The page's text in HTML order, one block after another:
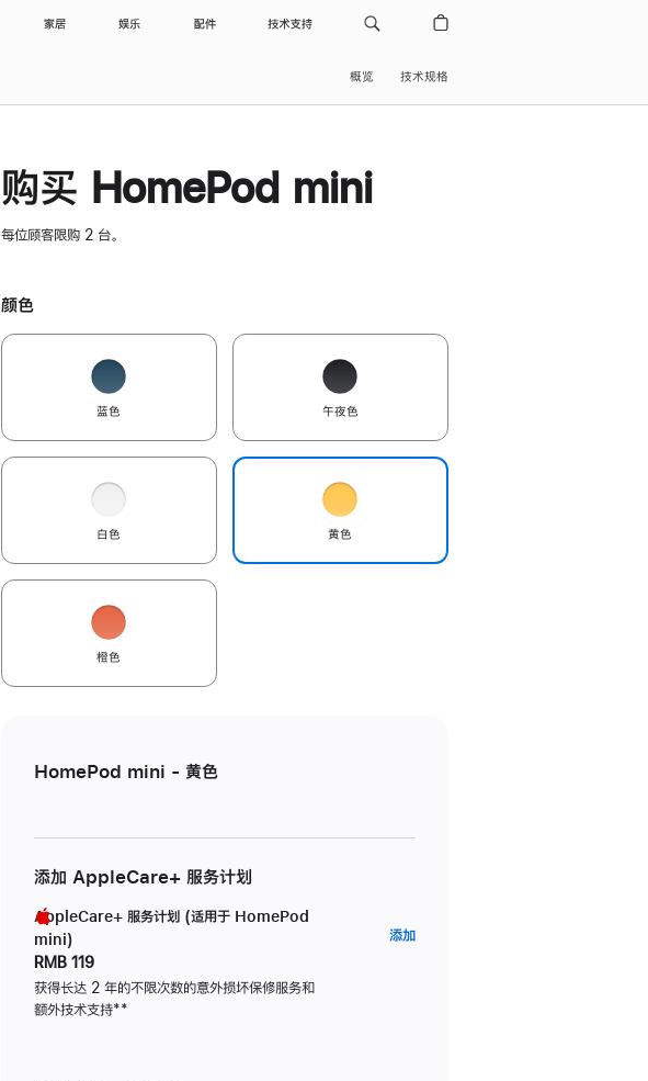
家居 娱乐 配件 技术支持
概览 技术规格
购买 HomePod mini
每位顾客限购 2 台。
颜色
蓝色 午夜色
白色 黄色
橙色
HomePod mini - 黄色
添加 AppleCare+ 服务计划
AppleCare+ 服务计划 (适用于 HomePod
mini)
RMB 119
获得长达 2 年的不限次数的意外损坏保修服务和
额外技术支持脚
**
添加AppleCare+